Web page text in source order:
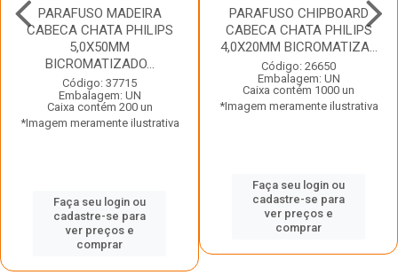
PARAFUSO MADEIRA
CABECA CHATA PHILIPS
5,0X50MM
BICROMATIZADO...
Código: 37715
Embalagem: UN
Caixa contém 200 un
*Imagem meramente ilustrativa
Faça seu login ou
cadastre-se para
ver preços e
comprar
PARAFUSO CHIPBOARD
CABECA CHATA PHILIPS
4,0X20MM BICROMATIZA...
Código: 26650
Embalagem: UN
Caixa contém 1000 un
*Imagem meramente ilustrativa
Faça seu login ou
cadastre-se para
ver preços e
comprar